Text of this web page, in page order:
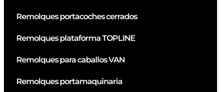
Remolques portacoches cerrados
Remolques plataforma TOPLINE
Remolques para caballos VAN
Remolques portamaquinaria